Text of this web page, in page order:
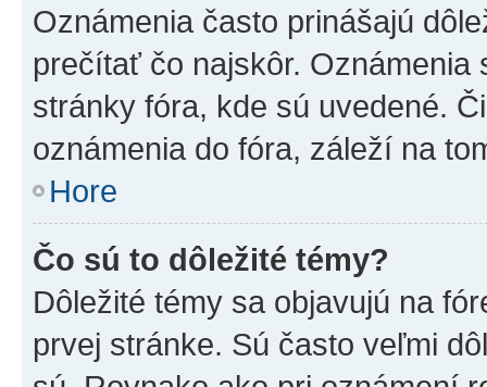
Oznámenia často prinášajú
prečítať čo najskôr. Oznámenia
stránky fóra, kde sú uvedené.
oznámenia do fóra, záleží na
Hore
Čo sú to dôležité témy?
Dôležité témy sa objavujú na
prvej stránke. Sú často veľmi